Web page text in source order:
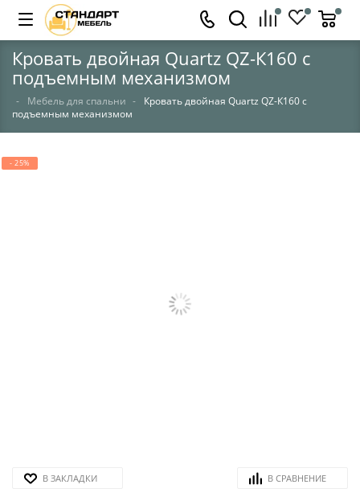
Кровать двойная Quartz QZ-К160 с
подъемным механизмом
Мебель для спальни
Кровать двойная Quartz QZ-К160 с
подъемным механизмом
- 25%
В ЗАКЛАДКИ В СРАВНЕНИЕ